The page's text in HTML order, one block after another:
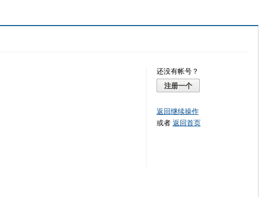
还没有帐号？
注册一个
返回继续操作
或者 返回首页